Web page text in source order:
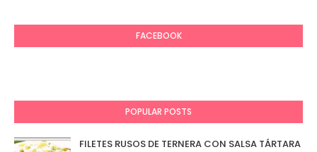
FACEBOOK
POPULAR POSTS
FILETES RUSOS DE TERNERA CON SALSA TÁRTARA